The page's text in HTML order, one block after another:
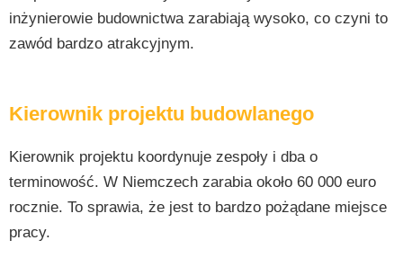
inżynierowie budownictwa zarabiają wysoko, co czyni to
zawód bardzo atrakcyjnym.
Kierownik projektu budowlanego
Kierownik projektu koordynuje zespoły i dba o
terminowość. W Niemczech zarabia około 60 000 euro
rocznie. To sprawia, że jest to bardzo pożądane miejsce
pracy.